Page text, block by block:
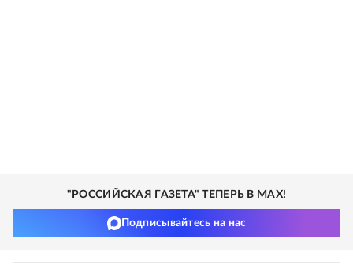
"РОССИЙСКАЯ ГАЗЕТА" ТЕПЕРЬ В MAX!
Подписывайтесь на нас